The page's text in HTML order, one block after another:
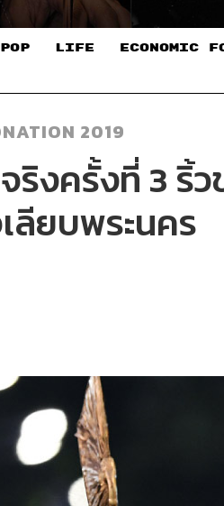
POP LIFE ECONOMIC
2019
งครั้งที่ 3 ริ้
ลียบพระนคร